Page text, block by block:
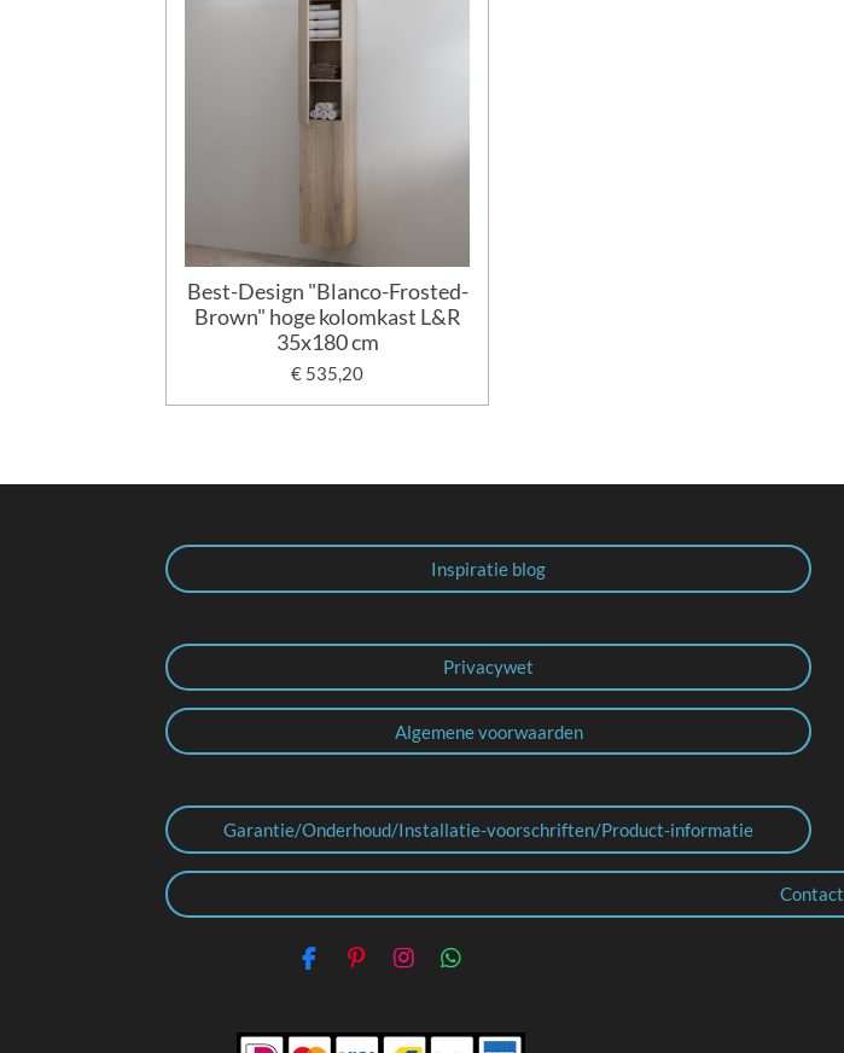
Best-Design "Blanco-Frosted-
Brown" hoge kolomkast L&R
35x180 cm
€ 535,20
Inspiratie blog
Privacywet
Algemene voorwaarden
Garantie/Onderhoud/Installatie-voorschriften/Product-informatie
Contact
F
e
P
t
I
t
W
t